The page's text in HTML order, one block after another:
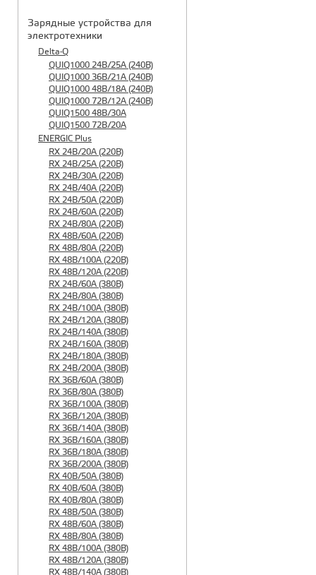
Зарядные устройства для
электротехники
Delta-Q
QUIQ1000 24B/25A (240B)
QUIQ1000 36B/21A (240B)
QUIQ1000 48B/18A (240B)
QUIQ1000 72B/12A (240B)
QUIQ1500 48B/30A
QUIQ1500 72B/20A
ENERGIC Plus
RX 24B/20A (220B)
RX 24B/25A (220B)
RX 24B/30A (220B)
RX 24B/40A (220B)
RX 24B/50A (220B)
RX 24B/60A (220B)
RX 24B/80A (220B)
RX 48B/60A (220B)
RX 48B/80A (220B)
RX 48B/100A (220B)
RX 48B/120A (220B)
RX 24B/60A (380B)
RX 24B/80A (380B)
RX 24B/100A (380B)
RX 24B/120A (380B)
RX 24B/140A (380B)
RX 24B/160A (380B)
RX 24B/180A (380B)
RX 24B/200A (380B)
RX 36B/60A (380B)
RX 36B/80A (380B)
RX 36B/100A (380B)
RX 36B/120A (380B)
RX 36B/140A (380B)
RX 36B/160A (380B)
RX 36B/180A (380B)
RX 36B/200A (380B)
RX 40B/50A (380B)
RX 40B/60A (380B)
RX 40B/80A (380B)
RX 48B/50A (380B)
RX 48B/60A (380B)
RX 48B/80A (380B)
RX 48B/100A (380B)
RX 48B/120A (380B)
RX 48B/140A (380B)